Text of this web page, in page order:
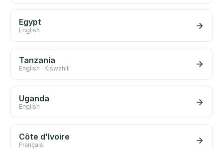
Egypt
English
Tanzania
English · Kiswahili
Uganda
English
Côte d’Ivoire
Français